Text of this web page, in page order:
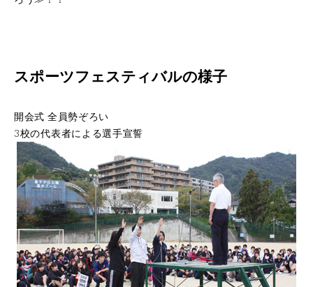
卒業生の声
施設紹介
受験案内
入試情報
学費
奨学金制度
資料請求
スポーツフェスティバルの様子
開会式 全員勢ぞろい
3校の代表者による選手宣誓